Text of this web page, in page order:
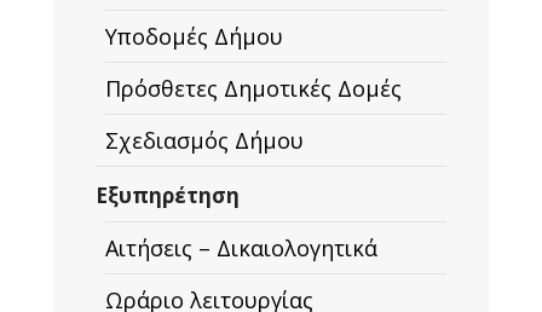
Υποδομές Δήμου
Πρόσθετες Δημοτικές Δομές
Σχεδιασμός Δήμου
Εξυπηρέτηση
Αιτήσεις – Δικαιολογητικά
Ωράριο λειτουργίας